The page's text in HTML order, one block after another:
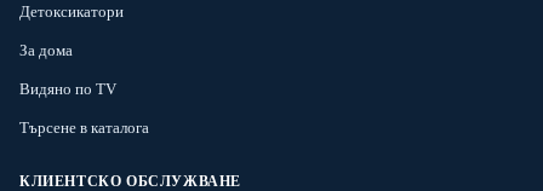
Детоксикатори
За дома
Видяно по TV
Търсене в каталога
КЛИЕНТСКО ОБСЛУЖВАНЕ